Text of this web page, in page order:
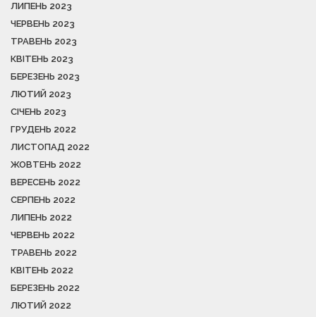
ЛИПЕНЬ 2023
ЧЕРВЕНЬ 2023
ТРАВЕНЬ 2023
КВІТЕНЬ 2023
БЕРЕЗЕНЬ 2023
ЛЮТИЙ 2023
СІЧЕНЬ 2023
ГРУДЕНЬ 2022
ЛИСТОПАД 2022
ЖОВТЕНЬ 2022
ВЕРЕСЕНЬ 2022
СЕРПЕНЬ 2022
ЛИПЕНЬ 2022
ЧЕРВЕНЬ 2022
ТРАВЕНЬ 2022
КВІТЕНЬ 2022
БЕРЕЗЕНЬ 2022
ЛЮТИЙ 2022